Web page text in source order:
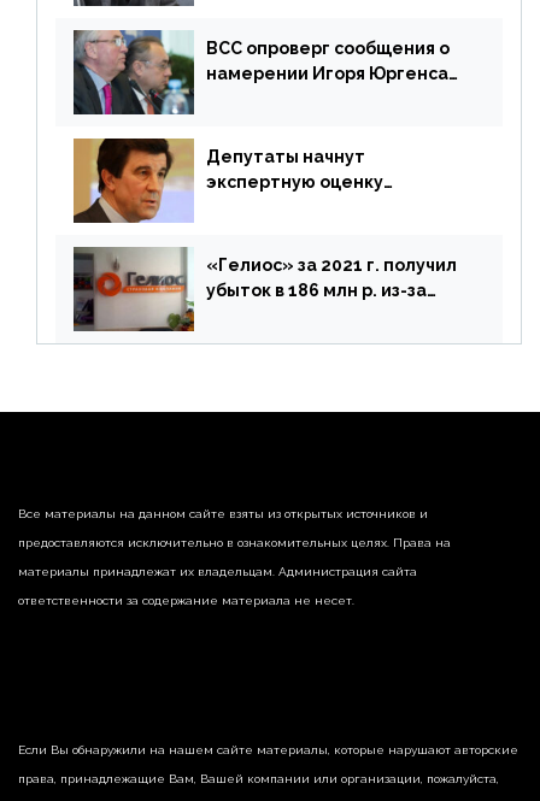
ВСС опроверг сообщения о
намерении Игоря Юргенса
Депутаты начнут
экспертную оценку
«Гелиос» за 2021 г. получил
убыток в 186 млн р. из-за
реализации недвижимости
Все материалы на данном сайте взяты из открытых источников и
предоставляются исключительно в ознакомительных целях. Права на
материалы принадлежат их владельцам. Администрация сайта
ответственности за содержание материала не несет.
Если Вы обнаружили на нашем сайте материалы, которые нарушают авторские
права, принадлежащие Вам, Вашей компании или организации, пожалуйста,